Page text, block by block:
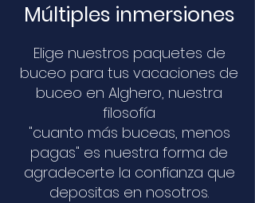
Múltiples inmersiones
Elige nuestros paquetes de
buceo para tus vacaciones de
buceo en Alghero, nuestra
filosofía
"cuanto más buceas, menos
pagas" es nuestra forma de
agradecerte la confianza que
depositas en nosotros.